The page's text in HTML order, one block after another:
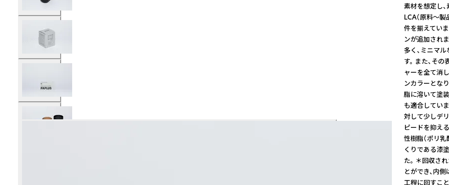
素材を想定し
LCA（原料〜
件を揃えてい
ンが追加され
多く、ミニマ
す。 また、そ
ャーを全て消
ンカラーとな
脂に溶いて塗
も適合してい
対して少しデ
ピードを抑え
性樹脂（ポリ
くりである漆
た。 ＊回収さ
とができ、内
工程に回すこ